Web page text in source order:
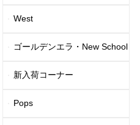
West
ゴールデンエラ・New School
新入荷コーナー
Pops